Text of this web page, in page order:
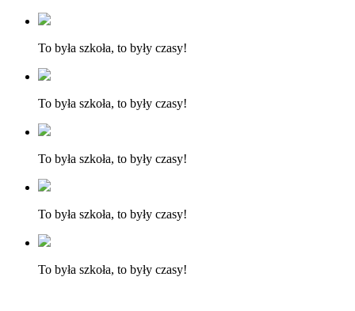
To była szkoła, to były czasy!
To była szkoła, to były czasy!
To była szkoła, to były czasy!
To była szkoła, to były czasy!
To była szkoła, to były czasy!